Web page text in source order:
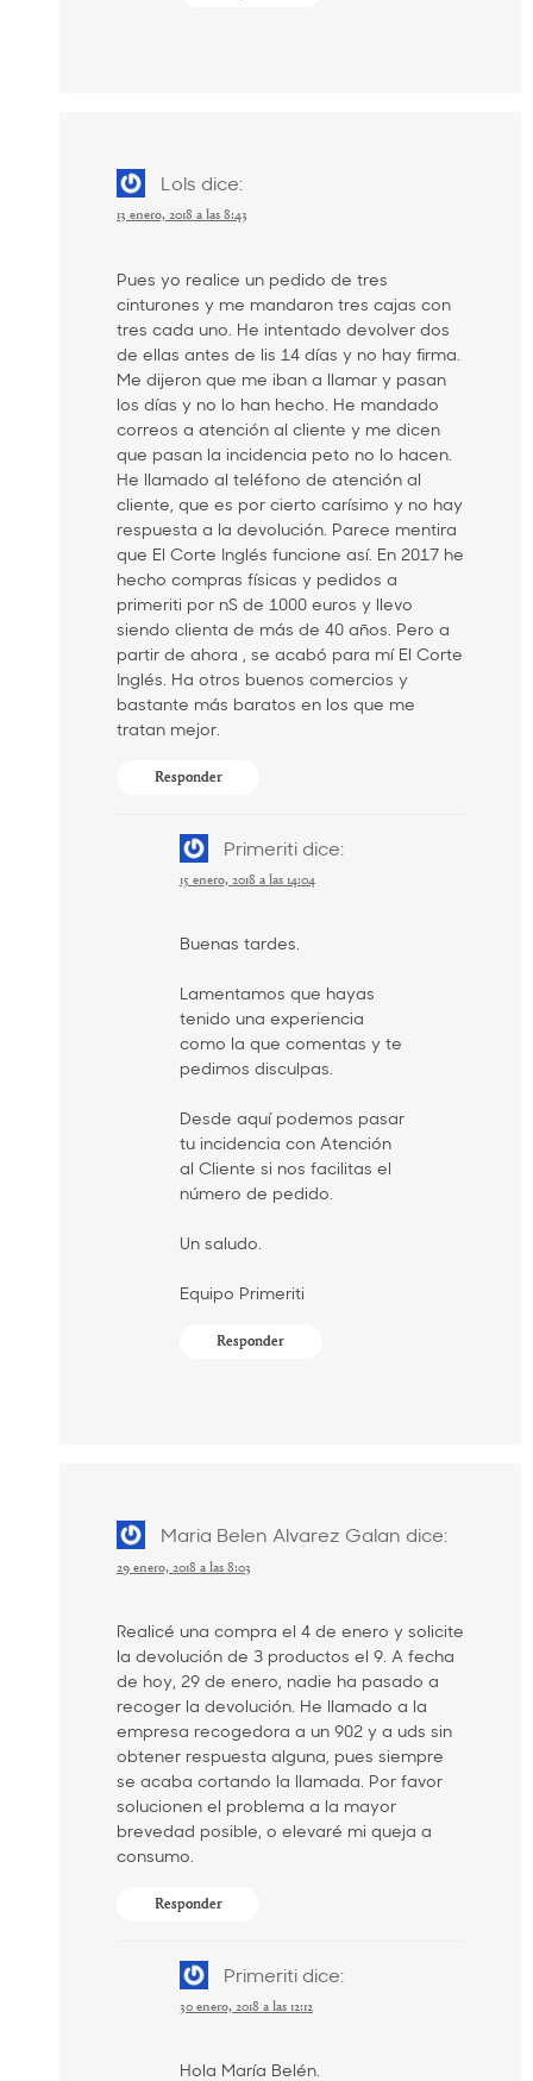
Lols dice:
13 enero, 2018 a las 8:43
Pues yo realice un pedido de tres
cinturones y me mandaron tres cajas con
tres cada uno. He intentado devolver dos
de ellas antes de lis 14 días y no hay firma.
Me dijeron que me iban a llamar y pasan
los días y no lo han hecho. He mandado
correos a atención al cliente y me dicen
que pasan la incidencia peto no lo hacen.
He llamado al teléfono de atención al
cliente, que es por cierto carísimo y no hay
respuesta a la devolución. Parece mentira
que El Corte Inglés funcione así. En 2017 he
hecho compras físicas y pedidos a
primeriti por nS de 1000 euros y llevo
siendo clienta de más de 40 años. Pero a
partir de ahora , se acabó para mí El Corte
Inglés. Ha otros buenos comercios y
bastante más baratos en los que me
tratan mejor.
Responder
Primeriti dice:
15 enero, 2018 a las 14:04
Buenas tardes.
Lamentamos que hayas
tenido una experiencia
como la que comentas y te
pedimos disculpas.
Desde aquí podemos pasar
tu incidencia con Atención
al Cliente si nos facilitas el
número de pedido.
Un saludo.
Equipo Primeriti
Responder
Maria Belen Alvarez Galan dice:
29 enero, 2018 a las 8:03
Realicé una compra el 4 de enero y solicite
la devolución de 3 productos el 9. A fecha
de hoy, 29 de enero, nadie ha pasado a
recoger la devolución. He llamado a la
empresa recogedora a un 902 y a uds sin
obtener respuesta alguna, pues siempre
se acaba cortando la llamada. Por favor
solucionen el problema a la mayor
brevedad posible, o elevaré mi queja a
consumo.
Responder
Primeriti dice:
30 enero, 2018 a las 12:12
Hola María Belén.